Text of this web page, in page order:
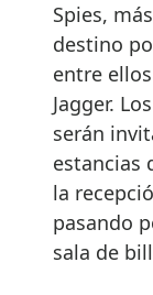
Spies,
destino
entre
Jagger.
serán
estancias
la
pasando
sala de